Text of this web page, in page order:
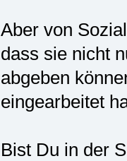
Aber von
dass sie nicht
abgeben
eingearbeitet
Bist Du in der